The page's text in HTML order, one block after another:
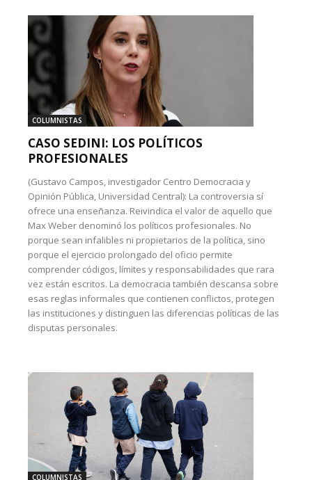
COLUMNISTAS
CASO SEDINI: LOS POLÍTICOS
PROFESIONALES
(Gustavo Campos, investigador Centro Democracia y
Opinión Pública, Universidad Central): La controversia sí
ofrece una enseñanza. Reivindica el valor de aquello que
Max Weber denominó los políticos profesionales. No
porque sean infalibles ni propietarios de la política, sino
porque el ejercicio prolongado del oficio permite
comprender códigos, límites y responsabilidades que rara
vez están escritos. La democracia también descansa sobre
esas reglas informales que contienen conflictos, protegen
las instituciones y distinguen las diferencias políticas de las
disputas personales.
COLUMNISTAS